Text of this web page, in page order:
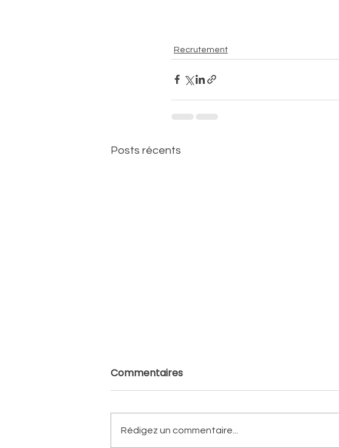
Recrutement
Posts récents
Commentaires
Rédigez un commentaire...